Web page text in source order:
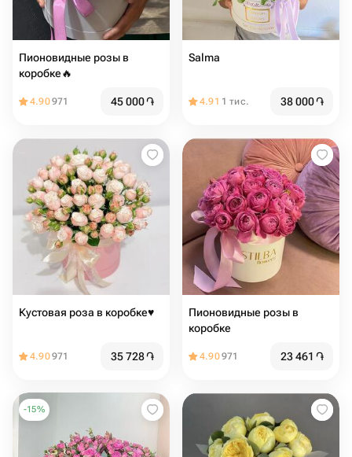
Пионовидные розы в
коробке🔥
4.90971 45 000֏
Salma
4.91 1 тис. 38 000֏
Кустовая роза в коробке♥️
4.90971 35 728֏
Пионовидные розы в
коробке
4.90971 23 461 ֏
-15%